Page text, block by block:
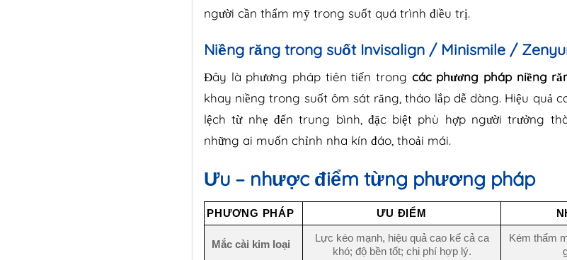
người cần thẩm mỹ trong suốt quá trình điều trị.
Niềng răng trong suốt Invisalign / Minismile /
Đây là phương pháp tiên tiến trong các phương pháp niềng
khay niềng trong suốt ôm sát răng, tháo lắp dễ dàng. Hiệu quả
lệch từ nhẹ đến trung bình, đặc biệt phù hợp người trưởng
những ai muốn chỉnh nha kín đáo, thoải mái.
Ưu – nhược điểm từng phương pháp
PHƯƠNG PHÁP ƯU ĐIỂM
Mắc cài kim loại
Lực kéo mạnh, hiệu quả cao kể cả ca
khó; độ bền tốt; chi phí hợp lý.
Kém thẩm